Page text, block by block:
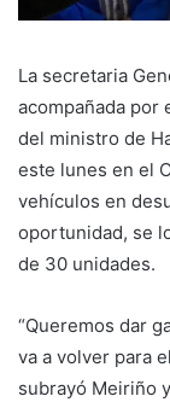
La secretaria
acompañada por
del ministro de
este lunes en el
vehículos en
oportunidad, se
de 30 unidades.
“Queremos dar
va a volver para
subrayó Meiriño